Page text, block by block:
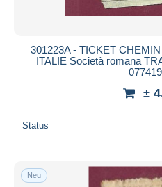
301223A - TICKET
ITALIE Società romana
±
Status
Neu